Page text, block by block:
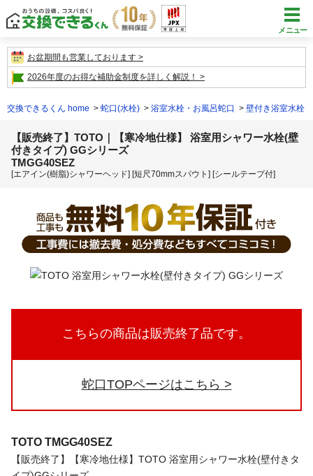
メニュー
お盆期間も営業しております
2026年度のお得な補助金制度を詳しく解説！
交換できるくん home 蛇口(水栓) 浴室水栓・お風呂蛇口 壁付き浴室水栓
【販売終了】TOTO｜【寒冷地仕様】 浴室用シャワー水栓(壁
付きタイプ) GGシリーズ
TMGG40SEZ
[エアイン(樹脂)シャワーヘッド] [短尺70mmスパウト] [シールテープ付]
こちらの商品は販売終了品です。
蛇口TOPページはこちら
TOTO TMGG40SEZ
【販売終了】【寒冷地仕様】TOTO 浴室用シャワー水栓(壁付きタ